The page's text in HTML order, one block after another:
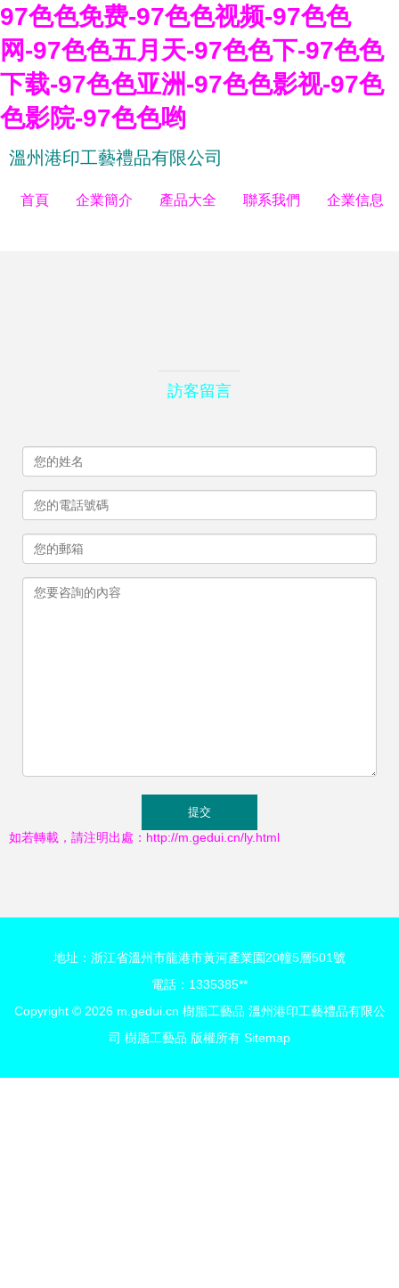
97色色免费-97色色视频-97色色
网-97色色五月天-97色色下-97色色
下载-97色色亚洲-97色色影视-97色
色影院-97色色哟
溫州港印工藝禮品有限公司
首頁 企業簡介 產品大全 聯系我們 企業信息
訪客留言
如若轉載，請注明出處：http://m.gedui.cn/ly.html
地址：浙江省溫州市龍港市黃河產業園20幢5層501號
電話：1335385**
Copyright © 2026 m.gedui.cn 樹脂工藝品 溫州港印工藝禮品有限公
司 樹脂工藝品 版權所有 Sitemap